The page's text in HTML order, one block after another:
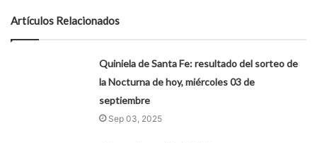
Artículos Relacionados
Quiniela de Santa Fe: resultado del sorteo de
la Nocturna de hoy, miércoles 03 de
septiembre
Sep 03, 2025